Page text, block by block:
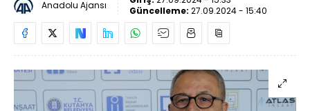
Anadolu Ajansı
Güncelleme: 27.09.2024 - 15:40